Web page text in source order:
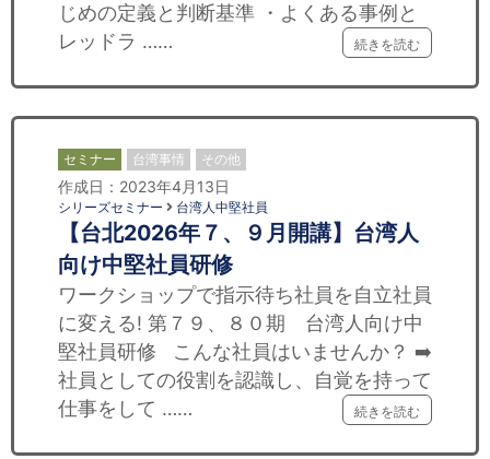
じめの定義と判断基準 ・よくある事例と
レッドラ ……
続きを読む
セミナー 台湾事情 その他
作成日：2023年4月13日
シリーズセミナー 台湾人中堅社員
【台北2026年７、９月開講】台湾人
向け中堅社員研修
ワークショップで指示待ち社員を自立社員
に変える! 第７９、８０期 台湾人向け中
堅社員研修 こんな社員はいませんか？ ➡️
社員としての役割を認識し、自覚を持って
仕事をして ……
続きを読む